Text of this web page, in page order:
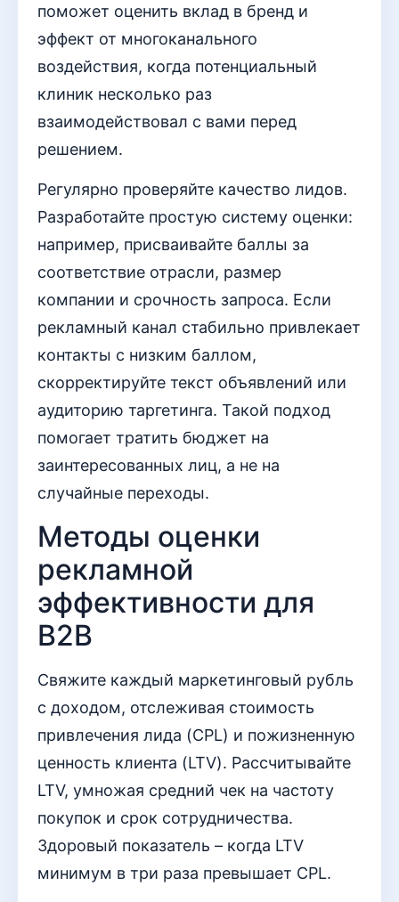
поможет оценить вклад в бренд и
эффект от многоканального
воздействия, когда потенциальный
клиник несколько раз
взаимодействовал с вами перед
решением.
Регулярно проверяйте качество лидов.
Разработайте простую систему оценки:
например, присваивайте баллы за
соответствие отрасли, размер
компании и срочность запроса. Если
рекламный канал стабильно привлекает
контакты с низким баллом,
скорректируйте текст объявлений или
аудиторию таргетинга. Такой подход
помогает тратить бюджет на
заинтересованных лиц, а не на
случайные переходы.
Методы оценки
рекламной
эффективности для
B2B
Свяжите каждый маркетинговый рубль
с доходом, отслеживая стоимость
привлечения лида (CPL) и пожизненную
ценность клиента (LTV). Рассчитывайте
LTV, умножая средний чек на частоту
покупок и срок сотрудничества.
Здоровый показатель – когда LTV
минимум в три раза превышает CPL.